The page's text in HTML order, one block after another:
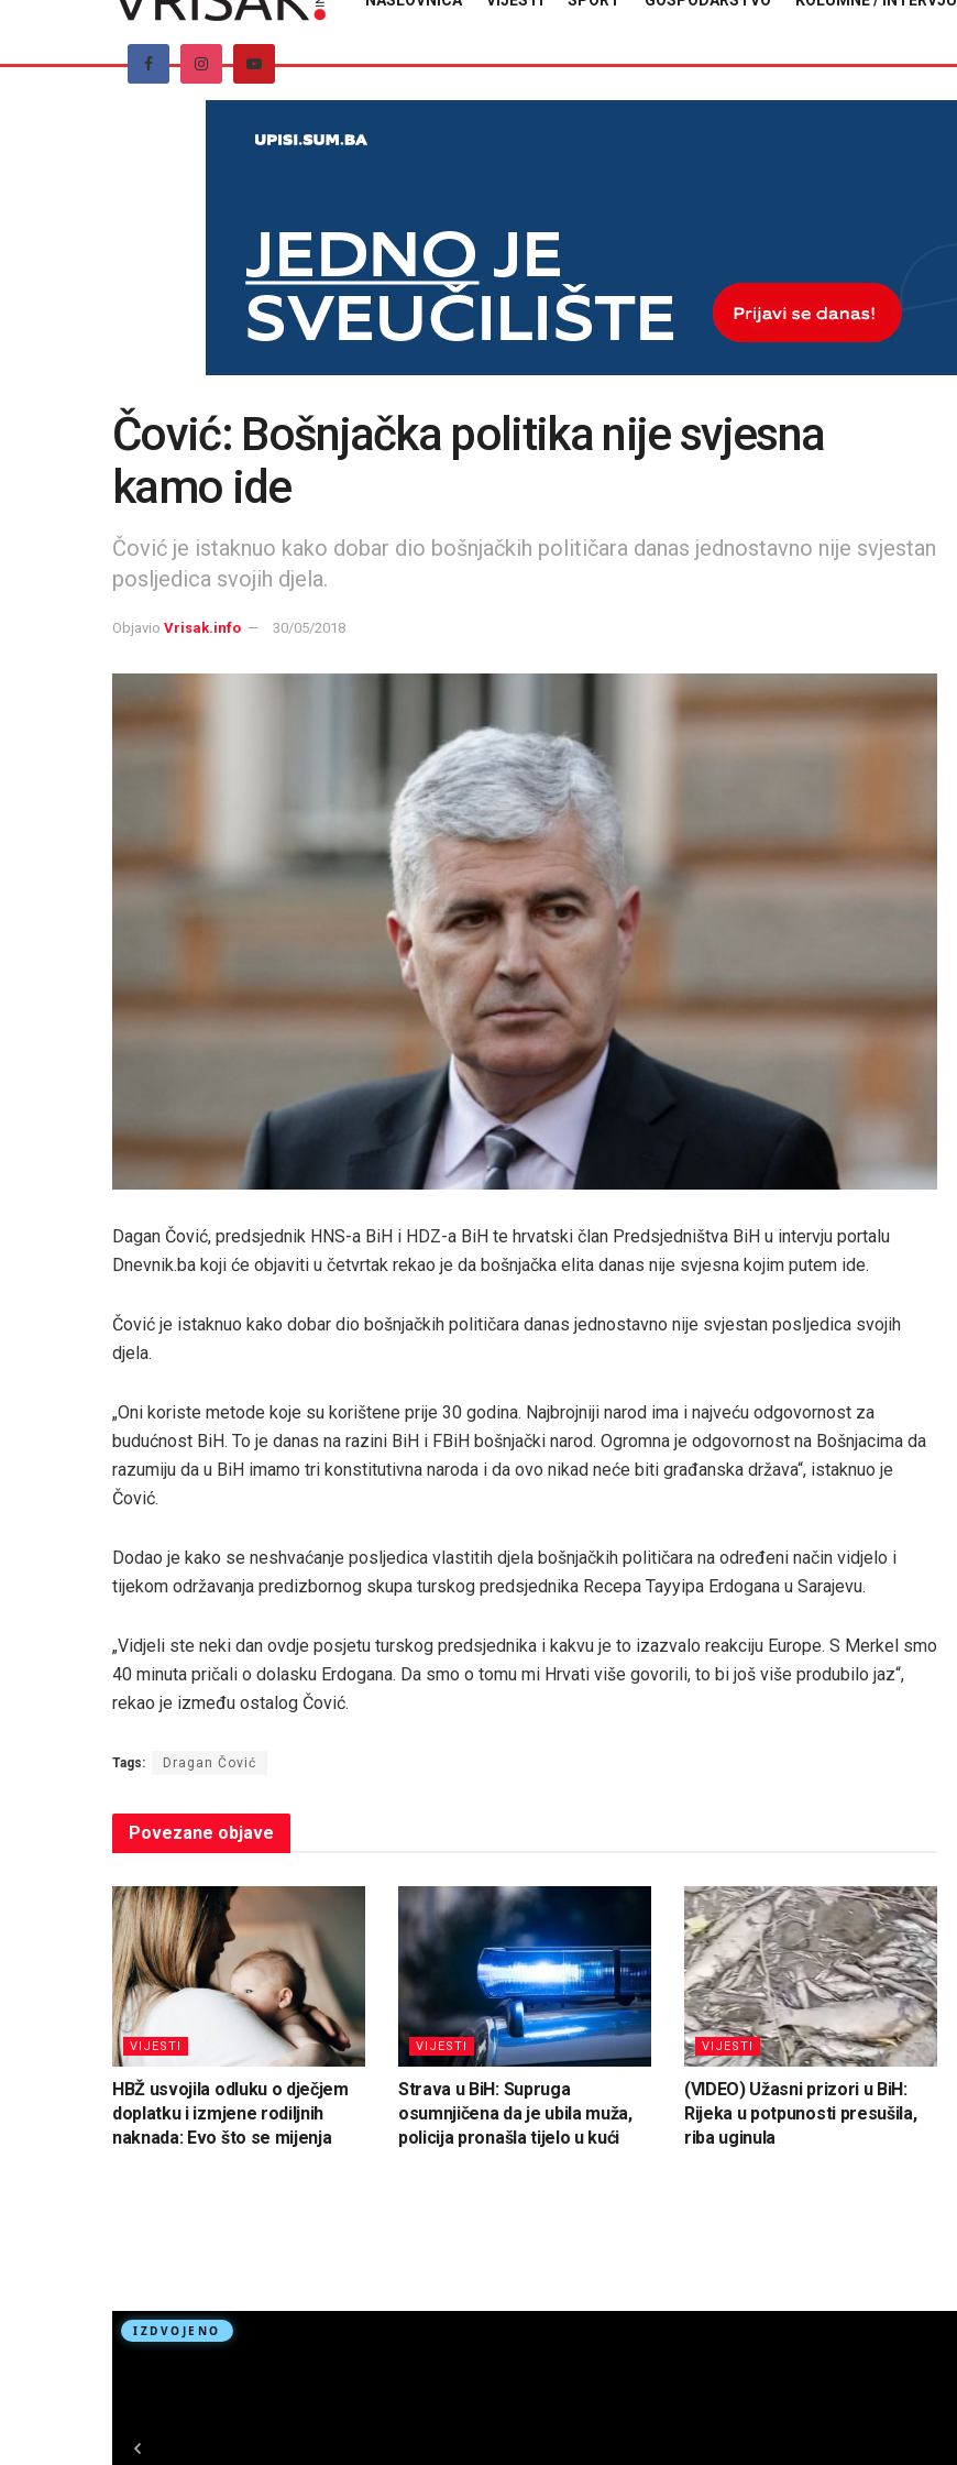
Čović: Bošnjačka politika nije svjesna
kamo ide
Čović je istaknuo kako dobar dio bošnjačkih političara danas jednostavno nije svjestan
posljedica svojih djela.
Objavio Vrisak.info 30/05/2018
Dagan Čović, predsjednik HNS-a BiH i HDZ-a BiH te hrvatski član Predsjedništva BiH u intervju portalu
Dnevnik.ba koji će objaviti u četvrtak rekao je da bošnjačka elita danas nije svjesna kojim putem ide.
Čović je istaknuo kako dobar dio bošnjačkih političara danas jednostavno nije svjestan posljedica svojih
djela.
„Oni koriste metode koje su korištene prije 30 godina. Najbrojniji narod ima i najveću odgovornost za
budućnost BiH. To je danas na razini BiH i FBiH bošnjački narod. Ogromna je odgovornost na Bošnjacima da
razumiju da u BiH imamo tri konstitutivna naroda i da ovo nikad neće biti građanska država“, istaknuo je
Čović.
Dodao je kako se neshvaćanje posljedica vlastitih djela bošnjačkih političara na određeni način vidjelo i
tijekom održavanja predizbornog skupa turskog predsjednika Recepa Tayyipa Erdogana u Sarajevu.
„Vidjeli ste neki dan ovdje posjetu turskog predsjednika i kakvu je to izazvalo reakciju Europe. S Merkel smo
40 minuta pričali o dolasku Erdogana. Da smo o tomu mi Hrvati više govorili, to bi još više produbilo jaz“,
rekao je između ostalog Čović.
Tags: Dragan Čović
Povezane objave
VIJESTI
HBŽ usvojila odluku o dječjem
doplatku i izmjene rodiljnih
naknada: Evo što se mijenja
VIJESTI
Strava u BiH: Supruga
osumnjičena da je ubila muža,
policija pronašla tijelo u kući
VIJESTI
(VIDEO) Užasni prizori u BiH:
Rijeka u potpunosti presušila,
riba uginula